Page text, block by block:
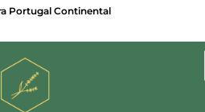
Portugal Continental